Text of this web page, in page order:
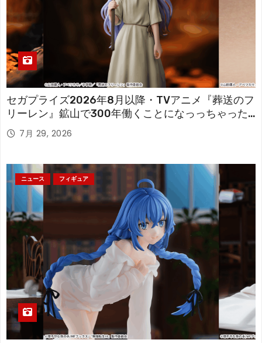
セガプライズ2026年8月以降・TVアニメ『葬送のフ
リーレン』鉱山で300年働くことになっっちゃった
「フリーレン」を立体化！
7月 29, 2026
ニュース フィギュア